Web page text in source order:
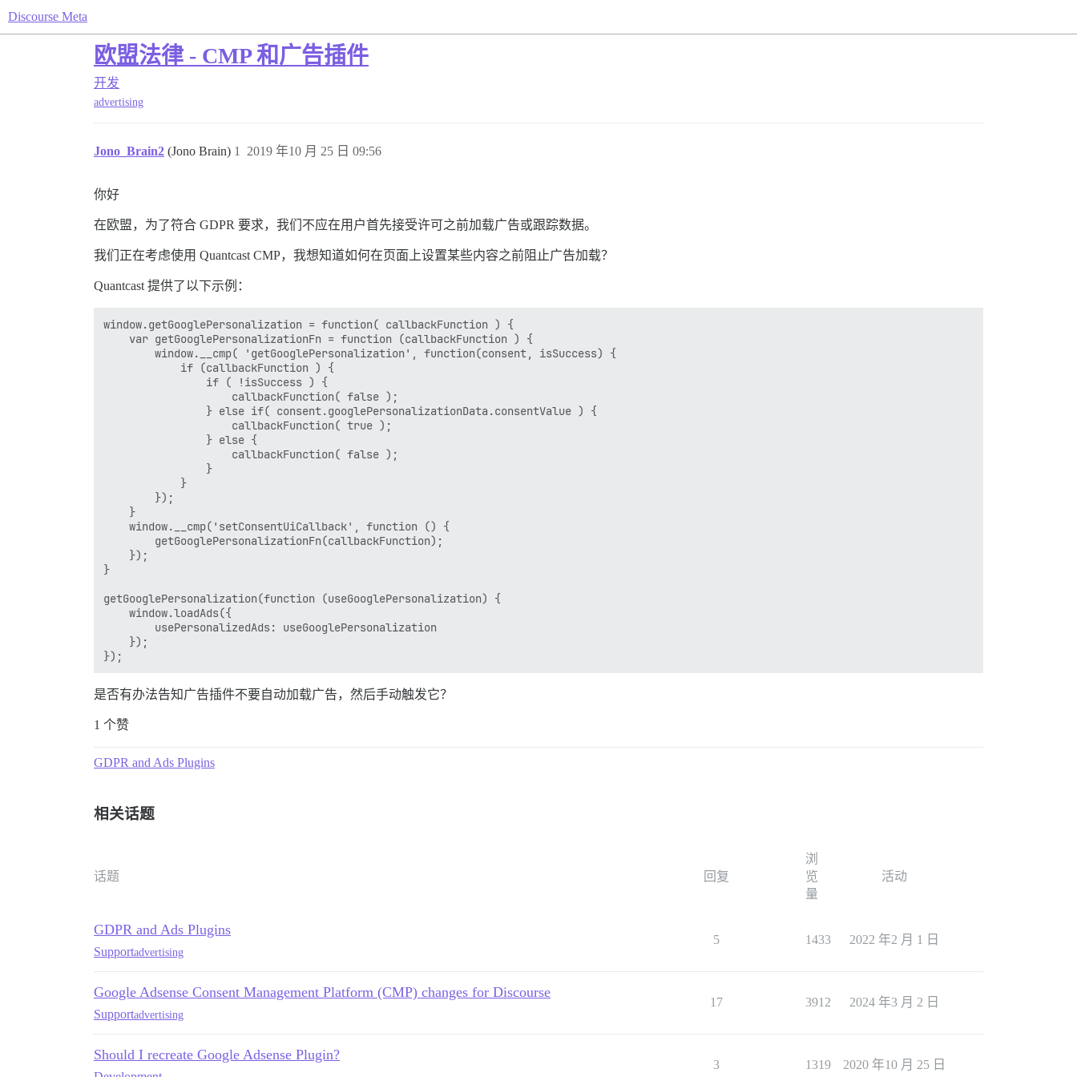
Discourse Meta
欧盟法律 - CMP 和广告插件
开发
advertising
Jono_Brain2 (Jono Brain) 2019 年10 月 25 日 09:56
1
你好
在欧盟，为了符合 GDPR 要求，我们不应在用户首先接受许可之前加载广告或跟踪数据。
我们正在考虑使用 Quantcast CMP，我想知道如何在页面上设置某些内容之前阻止广告加载？
Quantcast 提供了以下示例：
window.getGooglePersonalization = function( callbackFunction ) {
    var getGooglePersonalizationFn = function (callbackFunction ) {
        window.__cmp( 'getGooglePersonalization', function(consent, isSuccess) {
            if (callbackFunction ) {
                if ( !isSuccess ) {
                    callbackFunction( false );
                } else if( consent.googlePersonalizationData.consentValue ) {
                    callbackFunction( true );
                } else {
                    callbackFunction( false );
                }
            }
        });
    }
    window.__cmp('setConsentUiCallback', function () {
        getGooglePersonalizationFn(callbackFunction);
    });
}
getGooglePersonalization(function (useGooglePersonalization) {
    window.loadAds({
        usePersonalizedAds: useGooglePersonalization
    });
是否有办法告知广告插件不要自动加载广告，然后手动触发它？
1 个赞
GDPR and Ads Plugins
相关话题
话题 回复
浏
览
量
活动
GDPR and Ads Plugins
Supportadvertising
5 1433 2022 年2 月 1 日
Google Adsense Consent Management Platform (CMP) changes for Discourse
Supportadvertising
17 3912 2024 年3 月 2 日
Should I recreate Google Adsense Plugin?
3 1319 2020 年10 月 25 日